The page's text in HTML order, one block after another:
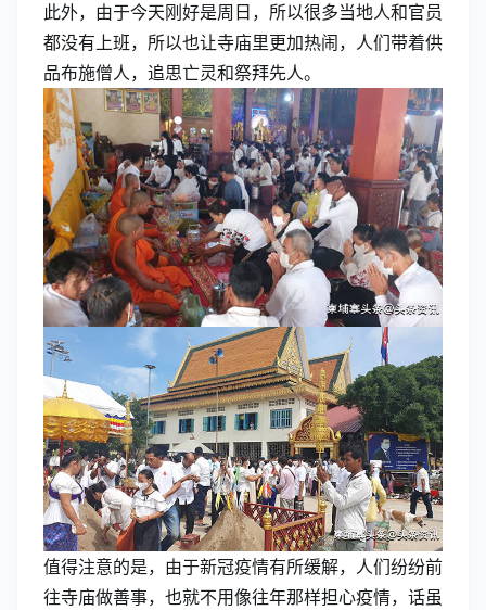
此外，由于今天刚好是周日，所以很多当地人和官员
都没有上班，所以也让寺庙里更加热闹，人们带着供
品布施僧人，追思亡灵和祭拜先人。
值得注意的是，由于新冠疫情有所缓解，人们纷纷前
往寺庙做善事，也就不用像往年那样担心疫情，话虽